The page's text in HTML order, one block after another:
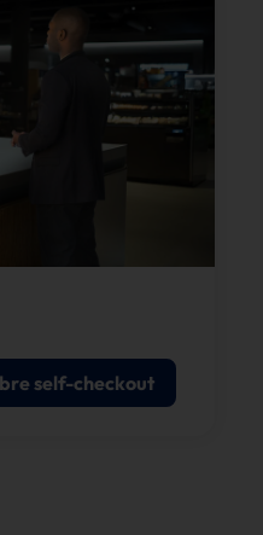
self-checkout